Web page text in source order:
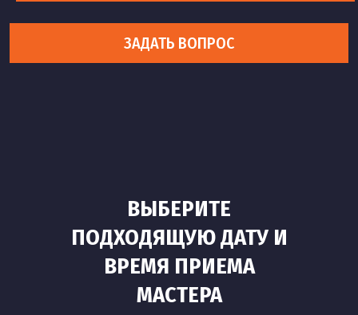
ЗАДАТЬ ВОПРОС
ВЫБЕРИТЕ
ПОДХОДЯЩУЮ ДАТУ И
ВРЕМЯ ПРИЕМА
МАСТЕРА